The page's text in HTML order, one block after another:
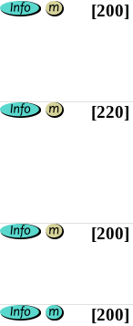
[200]
[220]
[200]
[200]